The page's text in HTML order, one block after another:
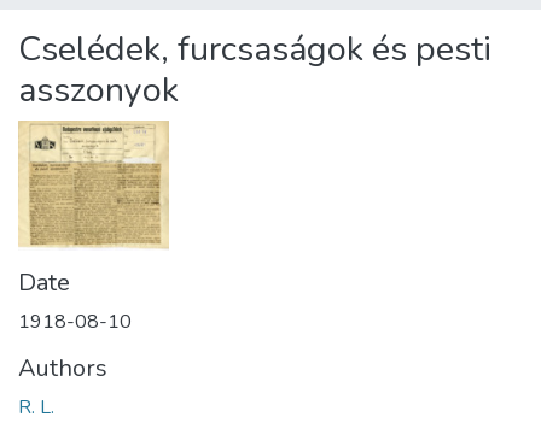
Cselédek, furcsaságok és pesti
asszonyok
Date
1918-08-10
Authors
R. L.